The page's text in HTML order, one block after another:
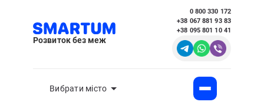
Розвиток без меж
Вибрати місто
0 800 330 172
+38 067 881 93 83
+38 095 801 10 41